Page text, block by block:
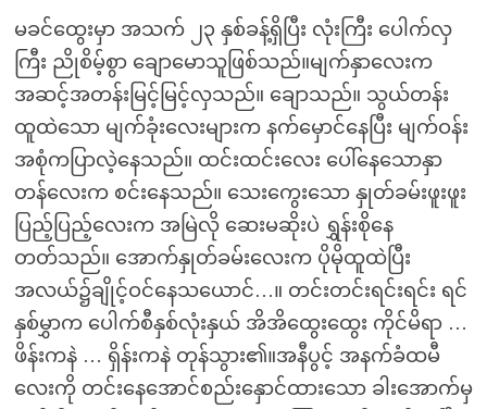
မခင်ထွေးမှာ အသက် ၂၃ နှစ်ခန့်ရှိပြီး လုံးကြီး ပေါက်လှ
ကြီး ညိုစိမ့်စွာ ချောမောသူဖြစ်သည်။မျက်နှာလေးက
အဆင့်အတန်းမြင့်မြင့်လှသည်။ ချောသည်။ သွယ်တန်း
ထူထဲသော မျက်ခုံးလေးများက နက်မှောင်နေပြီး မျက်ဝန်း
အစုံကပြာလဲ့နေသည်။ ထင်းထင်းလေး ပေါ်နေသောနှာ
တန်လေးက စင်းနေသည်။ သေးကွေးသော နှုတ်ခမ်းဖူးဖူး
ပြည့်ပြည့်လေးက အမြဲလို ဆေးမဆိုးပဲ ရွှန်းစိုနေ
တတ်သည်။ အောက်နှုတ်ခမ်းလေးက ပိုမိုထူထဲပြီး
အလယ်၌ချိုင့်ဝင်နေသယောင်…။ တင်းတင်းရင်းရင်း ရင်
နှစ်မွှာက ပေါက်စီနှစ်လုံးနှယ် အိအိထွေးထွေး ကိုင်မိရာ …
ဖိန်းကနဲ … ရှိန်းကနဲ တုန်သွား၏။အနီပွင့် အနက်ခံထမီ
လေးကို တင်းနေအောင်စည်းနှောင်ထားသော ခါးအောက်မှ